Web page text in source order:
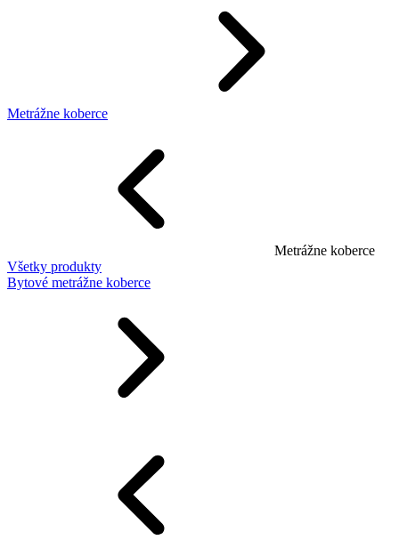
Metrážne koberce
Metrážne koberce
Všetky produkty
Bytové metrážne koberce